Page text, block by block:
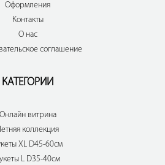
Оформления
Контакты
О нас
соглашение
КАТЕГОРИИ
Онлайн витрина
коллекция
XL D45-60см
L D35-40см